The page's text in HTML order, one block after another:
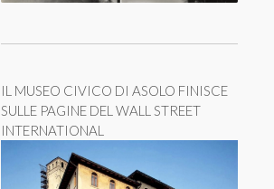
IL MUSEO CIVICO DI ASOLO FINISCE
SULLE PAGINE DEL WALL STREET
INTERNATIONAL